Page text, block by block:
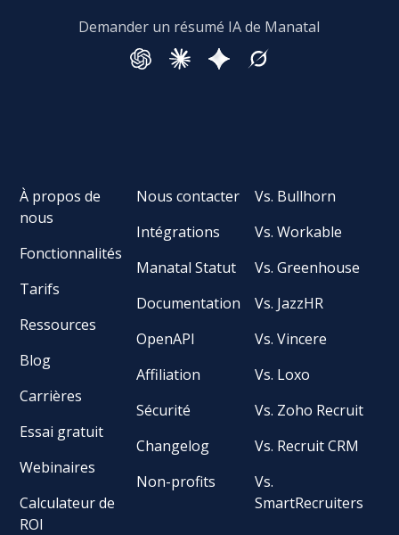
Demander un résumé IA de Manatal
À propos de
nous
Fonctionnalités
Tarifs
Ressources
Blog
Carrières
Essai gratuit
Webinaires
Calculateur de
ROI
Nous contacter
Intégrations
Manatal Statut
Documentation
OpenAPI
Affiliation
Sécurité
Changelog
Non-profits
Vs. Bullhorn
Vs. Workable
Vs. Greenhouse
Vs. JazzHR
Vs. Vincere
Vs. Loxo
Vs. Zoho Recruit
Vs. Recruit CRM
Vs.
SmartRecruiters